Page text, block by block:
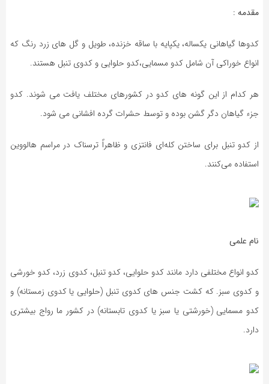
مقدمه :
کدوها گیاهانی یکساله، یکپایه با ساقه خزنده، طویل و گل های زرد رنگ که
انواع خوراکی آن شامل کدو مسمایی،کدو حلوایی و کدوی تنبل هستند.
هر کدام از این گونه های کدو در کشورهای مختلف یافت می شوند. کدو
جزء گیاهان دگر گشن بوده و توسط حشرات گرده افشانی می شود.
از کدو تنبل برای ساختن کله‌ای فانتزی و ظاهراً ترسناک در مراسم هالووین
استفاده می‌کنند.
نام علمی
کدو انواع مختلفی دارد مانند کدو حلوایی، کدو تنبل، کدوی زرد، کدو خورشی
و کدوی سبز. که کشت جنس های کدوی تنبل (حلوایی یا کدوی زمستانه) و
کدو مسمایی (خورشتی یا سبز یا کدوی تابستانه) در کشور ما رواج بیشتری
دارد.